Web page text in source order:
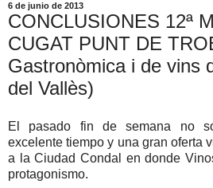
6 de junio de 2013
CONCLUSIONES 12ª
CUGAT PUNT DE
Gastronòmica i de vins
del Vallès)
El pasado fin de semana no
excelente tiempo y una gran oferta
a la Ciudad Condal en donde
protagonismo.